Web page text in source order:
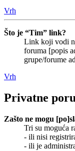
Vrh
Što je “Tim” link?
Link koji vodi
foruma [popis
grupe/forume
Vrh
Privatne
Zašto ne mogu
Tri su moguća
- ili nisi
- ili je